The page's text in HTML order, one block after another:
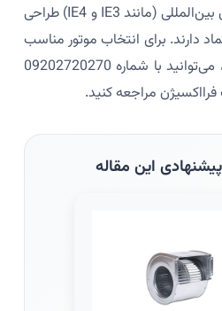
این موتورها با استانداردهای بین‌المللی (مانند IE3 و IE4) طراحی
دارند. برای انتخاب موتور مناسب
یا دریافت مشاوره تخصصی، می‌توانید با شماره 09202720270
مراجعه کنید.
این مقاله